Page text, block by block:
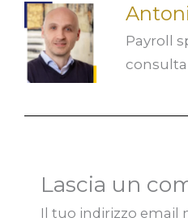
Payroll
Lascia un
Il tuo indirizzo email